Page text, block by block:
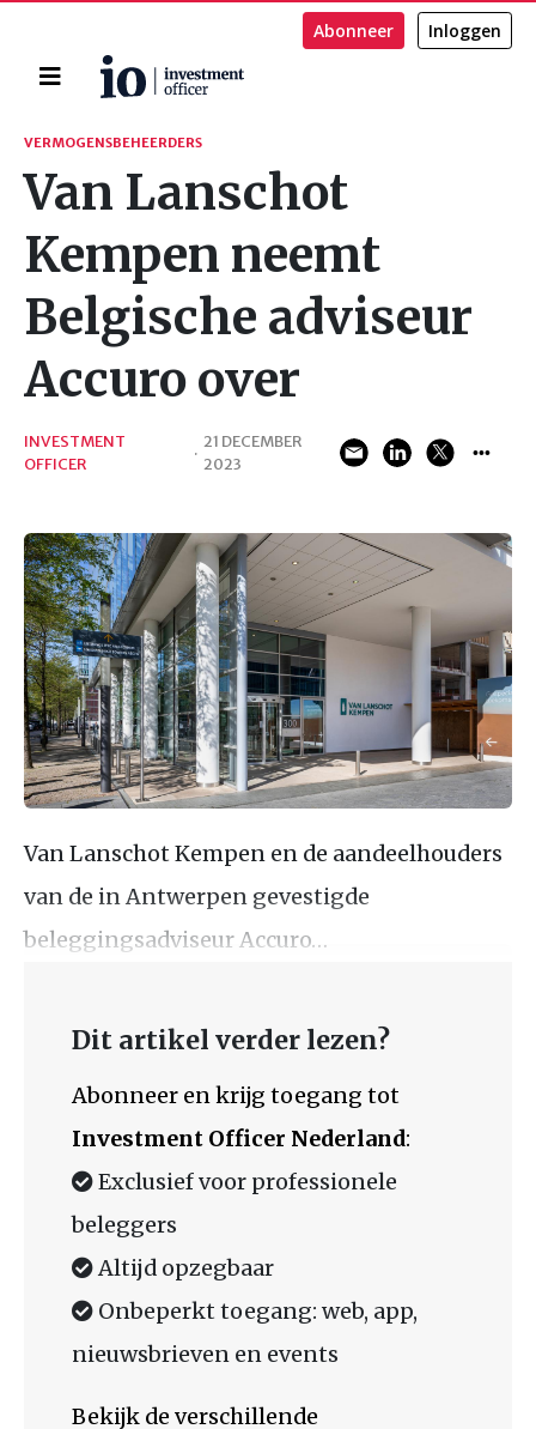
Home
Abonneer Inloggen
Zoeken
VERMOGENSBEHEERDERS
Van Lanschot
Kempen neemt
Belgische adviseur
Accuro over
INVESTMENT
OFFICER
·
21 DECEMBER
2023
Van Lanschot Kempen en de aandeelhouders
van de in Antwerpen gevestigde
beleggingsadviseur Accuro…
Dit artikel verder lezen?
Abonneer en krijg toegang tot
Investment Officer Nederland:
Exclusief voor professionele
beleggers
Altijd opzegbaar
Onbeperkt toegang: web, app,
nieuwsbrieven en events
Bekijk de verschillende